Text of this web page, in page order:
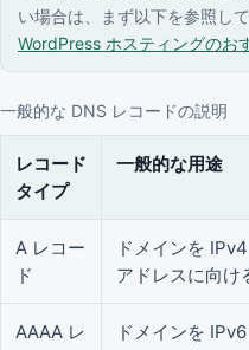
い場合は、まず以下を参照して
WordPress ホスティングのお
一般的な DNS レコードの説明
レコード
タイプ
一般的な用途
A レコー
ド
ドメインを IPv4
アドレスに向け
AAAA レ
ドメインを